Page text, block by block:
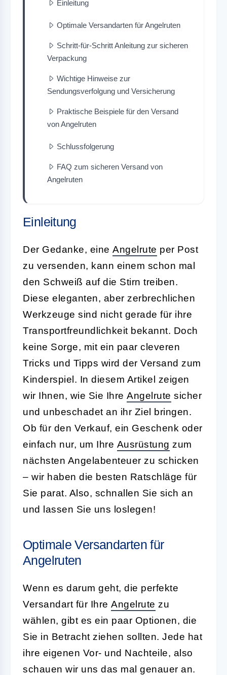
Einleitung
Optimale Versandarten für Angelruten
Schritt-für-Schritt Anleitung zur sicheren
Verpackung
Wichtige Hinweise zur
Sendungsverfolgung und Versicherung
Praktische Beispiele für den Versand
von Angelruten
Schlussfolgerung
FAQ zum sicheren Versand von
Angelruten
Einleitung
Der Gedanke, eine Angelrute per Post
zu versenden, kann einem schon mal
den Schweiß auf die Stirn treiben.
Diese eleganten, aber zerbrechlichen
Werkzeuge sind nicht gerade für ihre
Transportfreundlichkeit bekannt. Doch
keine Sorge, mit ein paar cleveren
Tricks und Tipps wird der Versand zum
Kinderspiel. In diesem Artikel zeigen
wir Ihnen, wie Sie Ihre Angelrute sicher
und unbeschadet an ihr Ziel bringen.
Ob für den Verkauf, ein Geschenk oder
einfach nur, um Ihre Ausrüstung zum
nächsten Angelabenteuer zu schicken
– wir haben die besten Ratschläge für
Sie parat. Also, schnallen Sie sich an
und lassen Sie uns loslegen!
Optimale Versandarten für
Angelruten
Wenn es darum geht, die perfekte
Versandart für Ihre Angelrute zu
wählen, gibt es ein paar Optionen, die
Sie in Betracht ziehen sollten. Jede hat
ihre eigenen Vor- und Nachteile, also
schauen wir uns das mal genauer an.